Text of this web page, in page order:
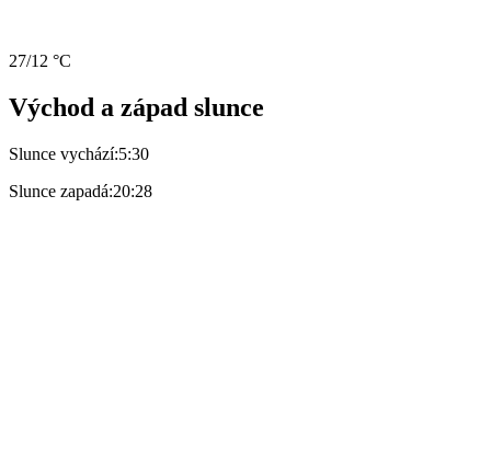
27/12 °C
Východ a západ slunce
Slunce vychází:5:30
Slunce zapadá:20:28